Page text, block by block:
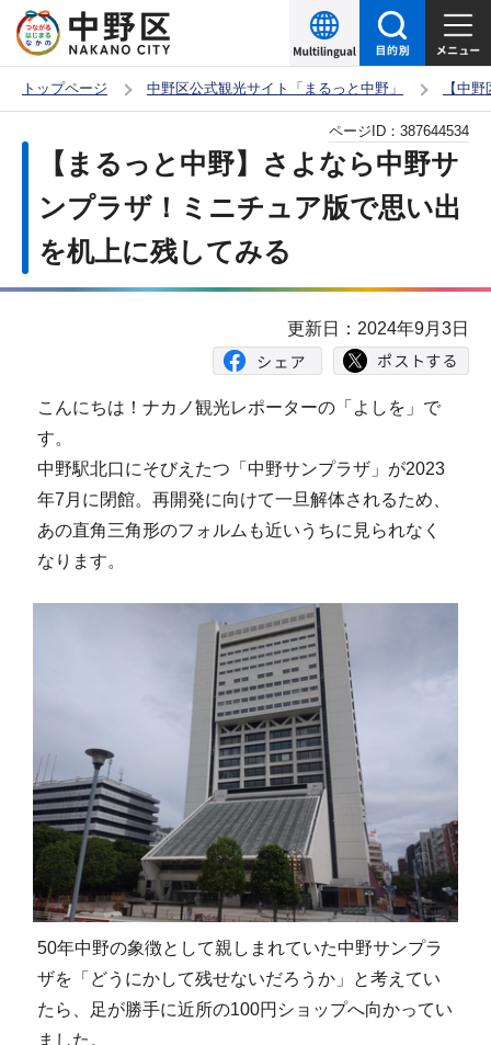
の
ー
す
トップページ 中野区公式観光サイト「まるっと中野」 【中
【まるっと中野】さよなら中野サ
ンプラザ！ミニチュア版で思い出
を机上に残してみる
ページID： 387644534
更新日：2024年9月3日
こんにちは！ナカノ観光レポーターの「よしを」で
す。
中野駅北口にそびえたつ「中野サンプラザ」が2023
年7月に閉館。再開発に向けて一旦解体されるため、
あの直角三角形のフォルムも近いうちに見られなく
なります。
50年中野の象徴として親しまれていた中野サンプラ
ザを「どうにかして残せないだろうか」と考えてい
たら、足が勝手に近所の100円ショップへ向かってい
ました。